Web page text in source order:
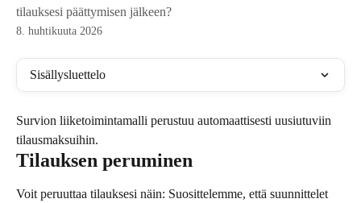
tilauksesi päättymisen jälkeen?
8. huhtikuuta 2026
Sisällysluettelo
Survion liiketoimintamalli perustuu automaattisesti uusiutuviin
tilausmaksuihin.
Tilauksen peruminen
Voit peruuttaa tilauksesi näin: Suosittelemme, että suunnittelet